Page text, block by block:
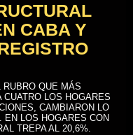
CABA Y
RUBRO QUE MÁS
LOS HOGARES
CAMBIARON LO
EN LOS HOGARES CON
TREPA AL 20,6%.